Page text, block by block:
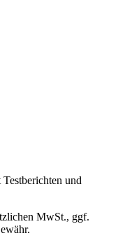
und
MwSt., ggf.